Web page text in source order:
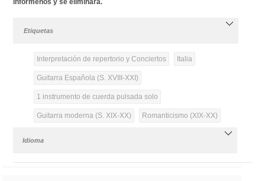
infórmenos y se eliminará.
Etiquetas
Interpretación de repertorio y Conciertos Italia
Guitarra Española (S. XVIII-XXI)
1 instrumento de cuerda pulsada solo
Guitarra moderna (S. XIX-XX) Romanticismo (XIX-XX)
Idioma